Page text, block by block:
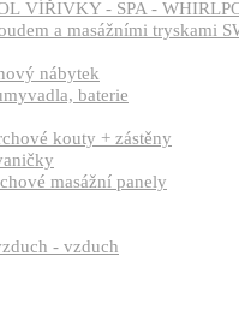
VÍŘIVKY - SPA -
nábytek
baterie
kouty + zástěny
masážní panely
- vzduch